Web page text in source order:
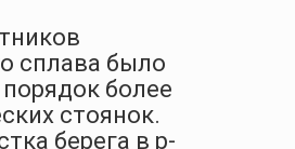
сплава было
более
стоянок.
берега в р-